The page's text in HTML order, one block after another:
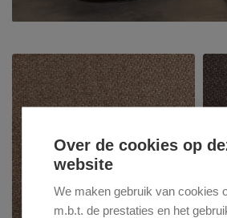
Over de cookies op
website
We maken gebruik van cookies
m.b.t. de prestaties en het